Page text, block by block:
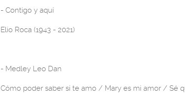
- Contigo y aquí
Elio Roca (1943 - 2021)
- Medley Leo Dan
Cómo poder saber si te amo / Mary es mi amor / Sé